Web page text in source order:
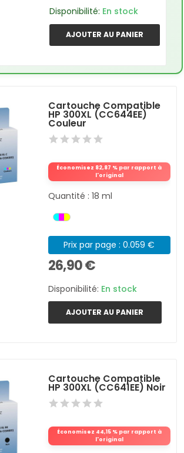
Disponibilité: En stock
AJOUTER AU PANIER
Cartouche Compatible
HP 300XL (CC644EE)
Couleur
Économisez 82,87 % par rapport à
l'original
Quantité : 18 ml
Prix par page : 0.059 €
26,90 €
Disponibilité: En stock
AJOUTER AU PANIER
Cartouche Compatible
HP 300XL (CC641EE) Noir
Économisez 44,15 % par rapport à
l'original